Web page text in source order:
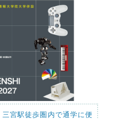
三宮駅徒歩圏内で通学に便